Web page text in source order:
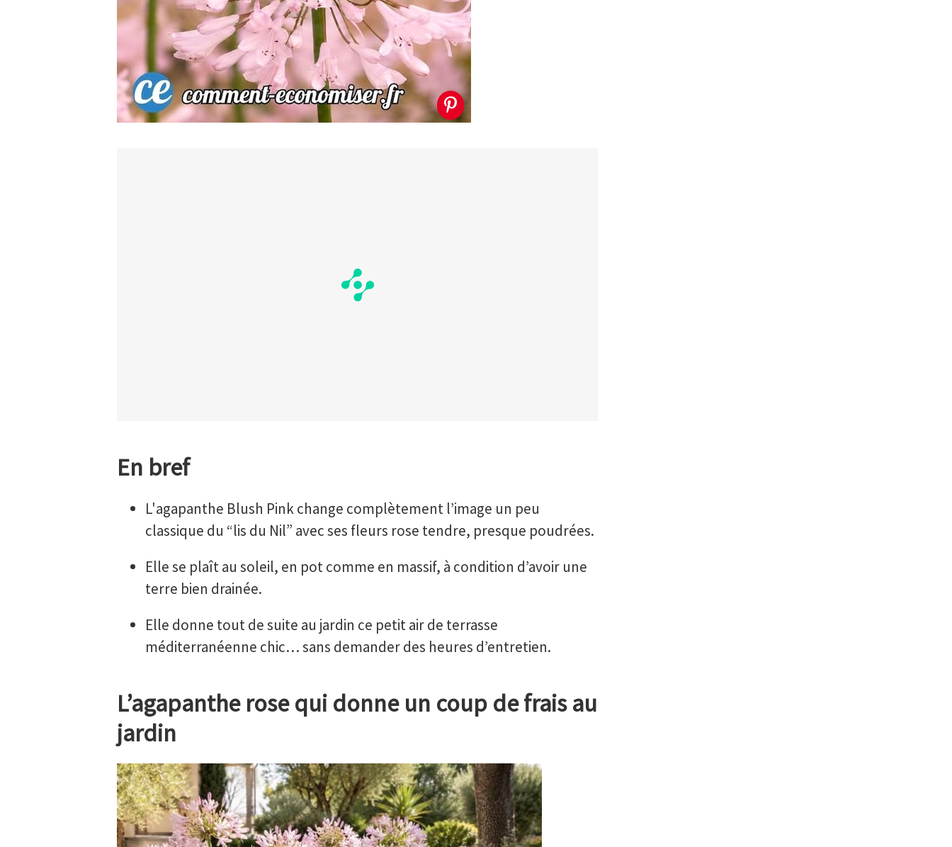
En bref
L'agapanthe Blush Pink change complètement l’image un peu
classique du “lis du Nil” avec ses fleurs rose tendre, presque poudrées.
Elle se plaît au soleil, en pot comme en massif, à condition d’avoir une
terre bien drainée.
Elle donne tout de suite au jardin ce petit air de terrasse
méditerranéenne chic… sans demander des heures d’entretien.
L’agapanthe rose qui donne un coup de frais au
jardin